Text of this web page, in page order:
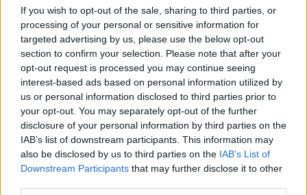
If you wish to opt-out of the sale, sharing to third parties, or
processing of your personal or sensitive information for
targeted advertising by us, please use the below opt-out
section to confirm your selection. Please note that after your
opt-out request is processed you may continue seeing
interest-based ads based on personal information utilized by
us or personal information disclosed to third parties prior to
your opt-out. You may separately opt-out of the further
disclosure of your personal information by third parties on the
IAB’s list of downstream participants. This information may
also be disclosed by us to third parties on the IAB’s List of
Downstream Participants that may further disclose it to other
Echedey Eugenio comprobó este
miércoles el avance de la segunda
fase de la obra de ampliación
acompañado por el concejal de
Urbanismo, Maciot Cabrera, quien
explicó que los trabajos consisten en
"el hormigonado del segundo bloque
de intervención tras la culminación del
primero a doble cara"; así como de y la
concejala de Cementerio, Cata Suárez,
quien agradece "la comprensión